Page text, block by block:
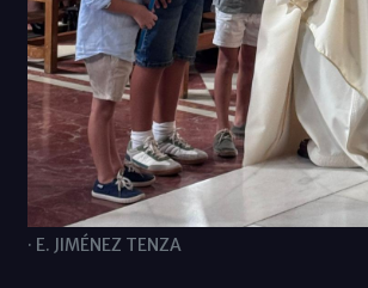
· E. JIMÉNEZ TENZA